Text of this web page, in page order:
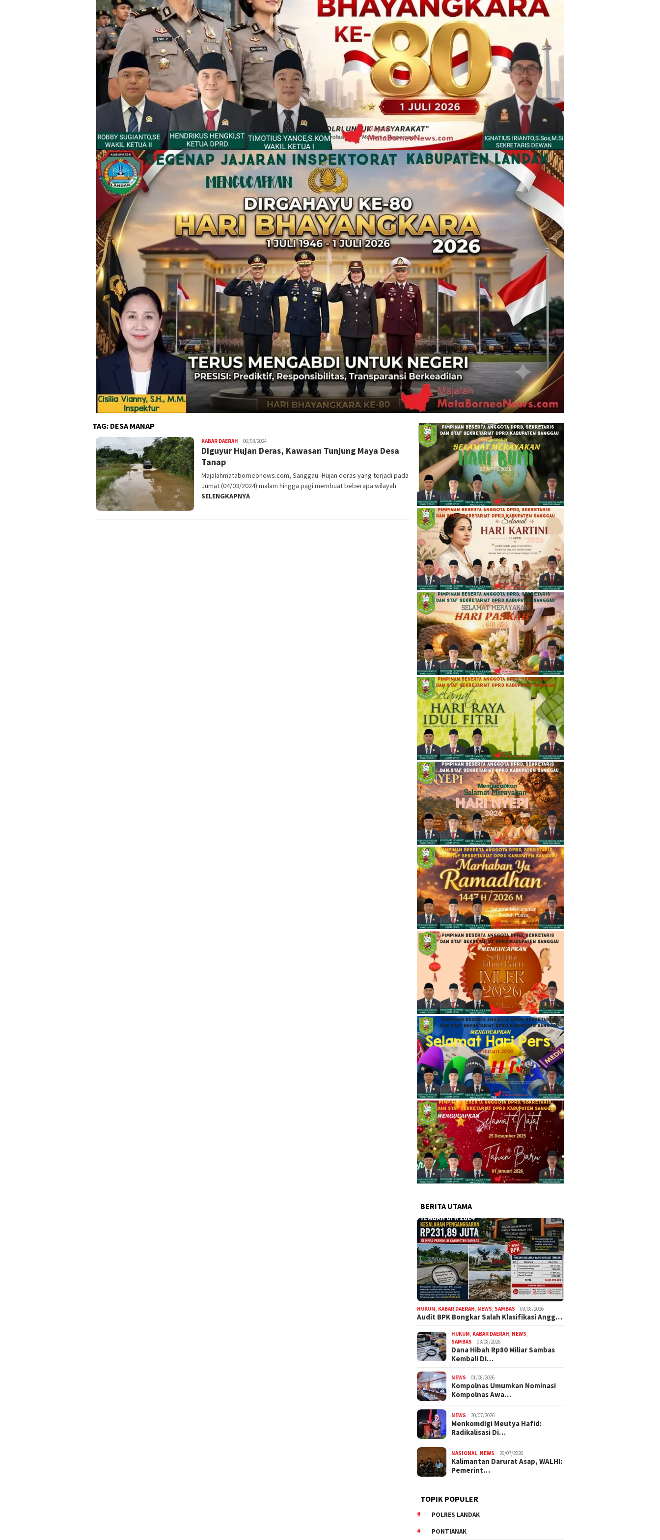
TAG: DESA MANAP
KABAR DAERAH 06/03/2024
Diguyur Hujan Deras, Kawasan Tunjung Maya Desa
Tanap
Majalahmataborneonews.com, Sanggau -Hujan deras yang terjadi pada
Jumat (04/03/2024) malam hingga pagi membuat beberapa wilayah
SELENGKAPNYA
BERITA UTAMA
HUKUM KABAR DAERAH NEWS SAMBAS 03/08/2026
Audit BPK Bongkar Salah Klasifikasi Angg…
HUKUM KABAR DAERAH NEWS
SAMBAS
03/08/2026
Dana Hibah Rp80 Miliar Sambas
Kembali Di…
NEWS 01/08/2026
Kompolnas Umumkan Nominasi
Kompolnas Awa…
NEWS 30/07/2026
Menkomdigi Meutya Hafid:
Radikalisasi Di…
NASIONAL NEWS 29/07/2026
Kalimantan Darurat Asap, WALHI:
Pemerint…
TOPIK POPULER
POLRES LANDAK
PONTIANAK